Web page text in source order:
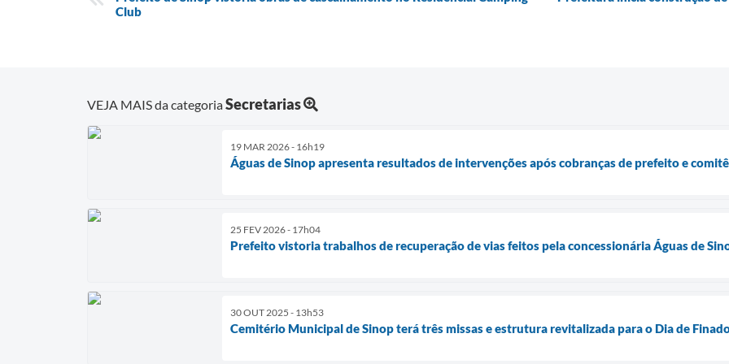
Club
VEJA MAIS da categoriaSecretarias
19 MAR 2026 - 16h19
Águas de Sinop apresenta resultados de intervenções após cobranças de prefeito e comitê
25 FEV 2026 - 17h04
Prefeito vistoria trabalhos de recuperação de vias feitos pela concessionária Águas de
30 OUT 2025 - 13h53
Cemitério Municipal de Sinop terá três missas e estrutura revitalizada para o Dia de